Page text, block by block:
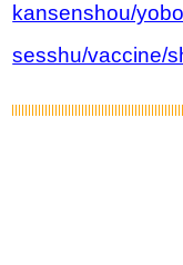
kansenshou/
sesshu/vaccine/